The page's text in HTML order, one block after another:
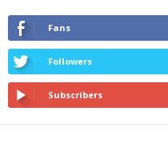
Fans
Followers
Subscribers